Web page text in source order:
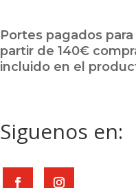
Portes pagados
partir de 140€
incluido en el
Siguenos en: